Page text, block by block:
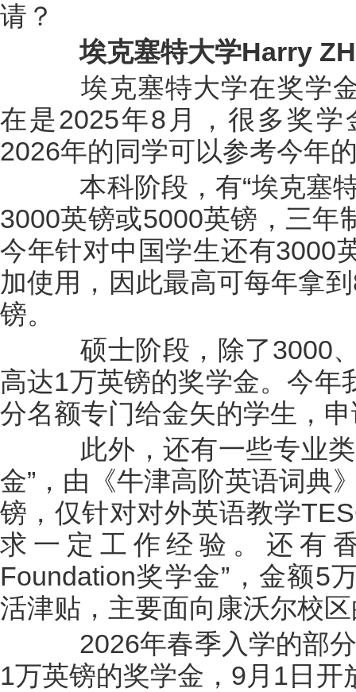
请？
埃克塞特大学Harry
埃克塞特大学在奖学金
在是2025年8月，很多奖
2026年的同学可以参考今年
本科阶段，有“埃克塞特
3000英镑或5000英镑，三年
今年针对中国学生还有3000
加使用，因此最高可每年拿
镑。
硕士阶段，除了3000、
高达1万英镑的奖学金。今年
分名额专门给金矢的学生，
此外，还有一些专业类
金”，由《牛津高阶英语词典
镑，仅针对对外英语教学
求一定工作经验。还有
Foundation奖学金”，金额5
活津贴，主要面向康沃尔校
2026年春季入学的部分
1万英镑的奖学金，9月1日